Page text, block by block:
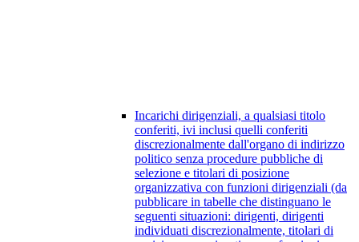
Incarichi dirigenziali, a qualsiasi titolo
conferiti, ivi inclusi quelli conferiti
discrezionalmente dall'organo di indirizzo
politico senza procedure pubbliche di
selezione e titolari di posizione
organizzativa con funzioni dirigenziali (da
pubblicare in tabelle che distinguano le
seguenti situazioni: dirigenti, dirigenti
individuati discrezionalmente, titolari di